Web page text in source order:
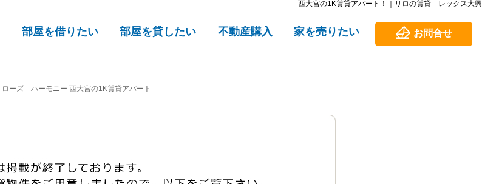
西大宮の1K賃貸アパート！｜リロの賃貸 レックス大興
部屋を借りたい 部屋を貸したい 不動産購入 家を売りたい お問合せ
ローズ ハーモニー 西大宮の1K賃貸アパート